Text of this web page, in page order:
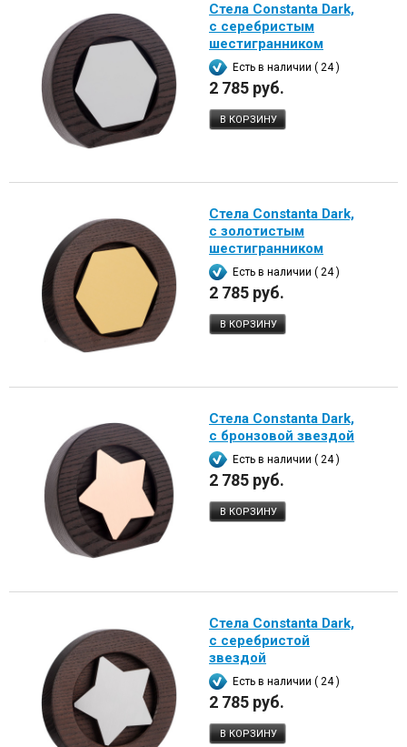
Стела Constanta Dark,
с серебристым
шестигранником
Есть в наличии ( 24 )
2 785 руб.
В КОРЗИНУ
Стела Constanta Dark,
с золотистым
шестигранником
Есть в наличии ( 24 )
2 785 руб.
В КОРЗИНУ
Стела Constanta Dark,
с бронзовой звездой
Есть в наличии ( 24 )
2 785 руб.
В КОРЗИНУ
Стела Constanta Dark,
с серебристой
звездой
Есть в наличии ( 24 )
2 785 руб.
В КОРЗИНУ